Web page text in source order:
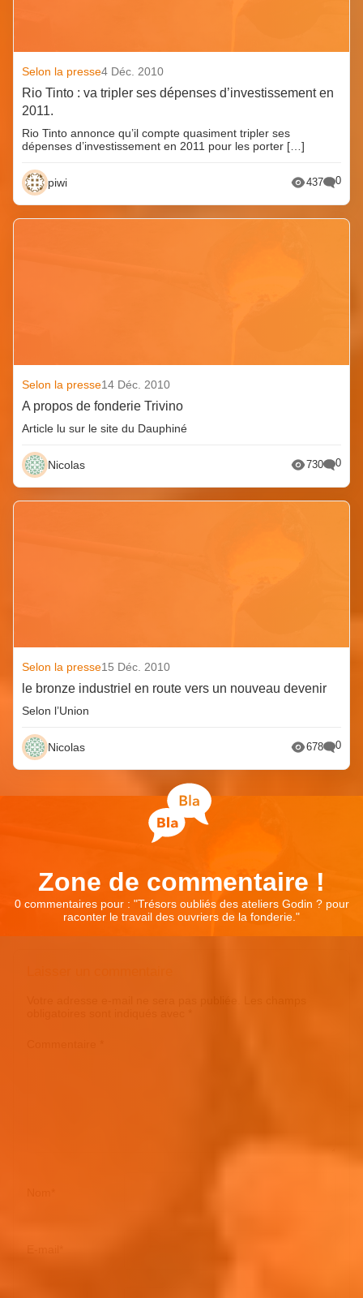
Selon la presse4 Déc. 2010
Rio Tinto : va tripler ses dépenses d’investissement en
2011.
Rio Tinto annonce qu’il compte quasiment tripler ses
dépenses d’investissement en 2011 pour les porter […]
piwi 437 0
Selon la presse14 Déc. 2010
A propos de fonderie Trivino
Article lu sur le site du Dauphiné
Nicolas 730 0
Selon la presse15 Déc. 2010
le bronze industriel en route vers un nouveau devenir
Selon l’Union
Nicolas 678 0
Zone de commentaire !
0 commentaires pour : "Trésors oubliés des ateliers Godin ? pour
raconter le travail des ouvriers de la fonderie. "